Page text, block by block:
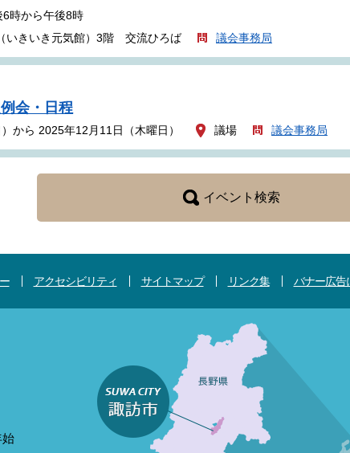
時から午後8時
いきいき元気館）3階 交流ひろば
議会事務局
会・日程
から 2025年12月11日（木曜日） 議場 議会事務局
イベント検索
アクセシビリティ サイトマップ リンク集 バナー広告
始